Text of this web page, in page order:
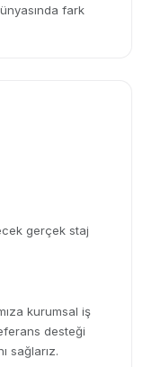
fark
gerçek staj
kurumsal iş
desteği
sağlarız.